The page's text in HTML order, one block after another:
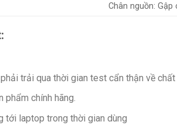
Chân nguồn:
trải qua thời gian test cẩn thận về
phẩm chính hãng.
tới laptop trong thời gian dùng